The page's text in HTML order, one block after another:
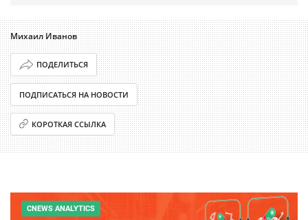
Михаил Иванов
ПОДЕЛИТЬСЯ
ПОДПИСАТЬСЯ НА НОВОСТИ
КОРОТКАЯ ССЫЛКА
CNEWS ANALYTICS